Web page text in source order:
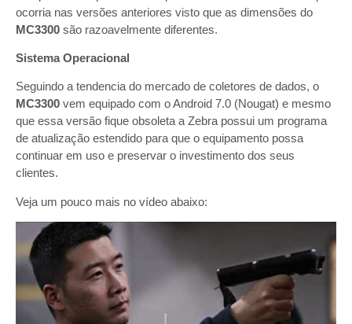
ocorria nas versões anteriores visto que as dimensões do
MC3300 são razoavelmente diferentes.
Sistema Operacional
Seguindo a tendencia do mercado de coletores de dados, o
MC3300 vem equipado com o Android 7.0 (Nougat) e mesmo
que essa versão fique obsoleta a Zebra possui um programa
de atualização estendido para que o equipamento possa
continuar em uso e preservar o investimento dos seus
clientes.
Veja um pouco mais no vídeo abaixo: